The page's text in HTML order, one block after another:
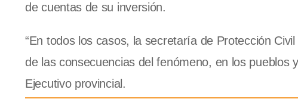
de cuentas de su inversión.
“En todos los casos, la secretaría de Protección
de las consecuencias del fenómeno, en los pueblos
Ejecutivo provincial.